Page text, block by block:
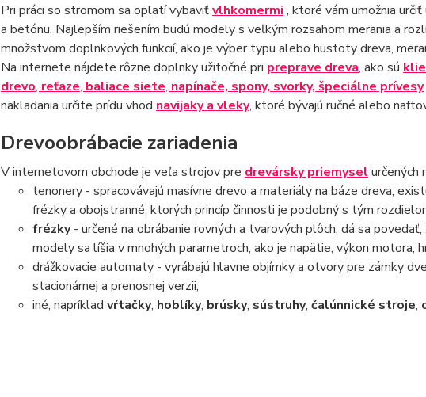
Pri práci so stromom sa oplatí vybaviťvlhkomermi , ktoré vám umožnia
a betónu. Najlepším riešením budú modely s veľkým rozsahom merania a
množstvom doplnkových funkcií, ako je výber typu alebo hustoty dreva,
Na internete nájdete rôzne doplnky užitočné pri preprave dreva, ako sú
drevo, reťaze, baliace siete, napínače, spony, svorky, špeciálne prívesy
nakladania určite prídu vhod navijaky a vleky, ktoré bývajú ručné alebo
Drevoobrábacie zariadenia
V internetovom obchode je veľa strojov pre drevársky priemysel určených
tenonery - spracovávajú masívne drevo a materiály na báze dreva,
frézky a obojstranné, ktorých princíp činnosti je podobný s tým
frézky- určené na obrábanie rovných a tvarových plôch, dá sa
modely sa líšia v mnohých parametroch, ako je napätie, výkon motora,
drážkovacie automaty - vyrábajú hlavne objímky a otvory pre zámky
stacionárnej a prenosnej verzii;
iné, napríklad vŕtačky, hoblíky, brúsky, sústruhy, čalúnnické stroje,